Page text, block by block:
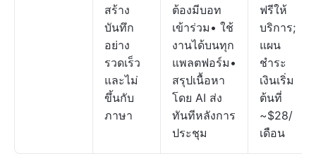
สร้าง
บันทึก
อย่าง
รวดเร็ว
และไม่
ขึ้นกับ
ภาษา
ต้องมีบอท
เข้าร่วม• ใช้
งานได้บนทุก
แพลตฟอร์ม•
สรุปเนื้อหา
โดย AI ส่ง
ทันทีหลังการ
ประชุม
ฟรีให้
บริการ;
แผน
ชำระ
เงินเริ่ม
ต้นที่
~$28/
เดือน